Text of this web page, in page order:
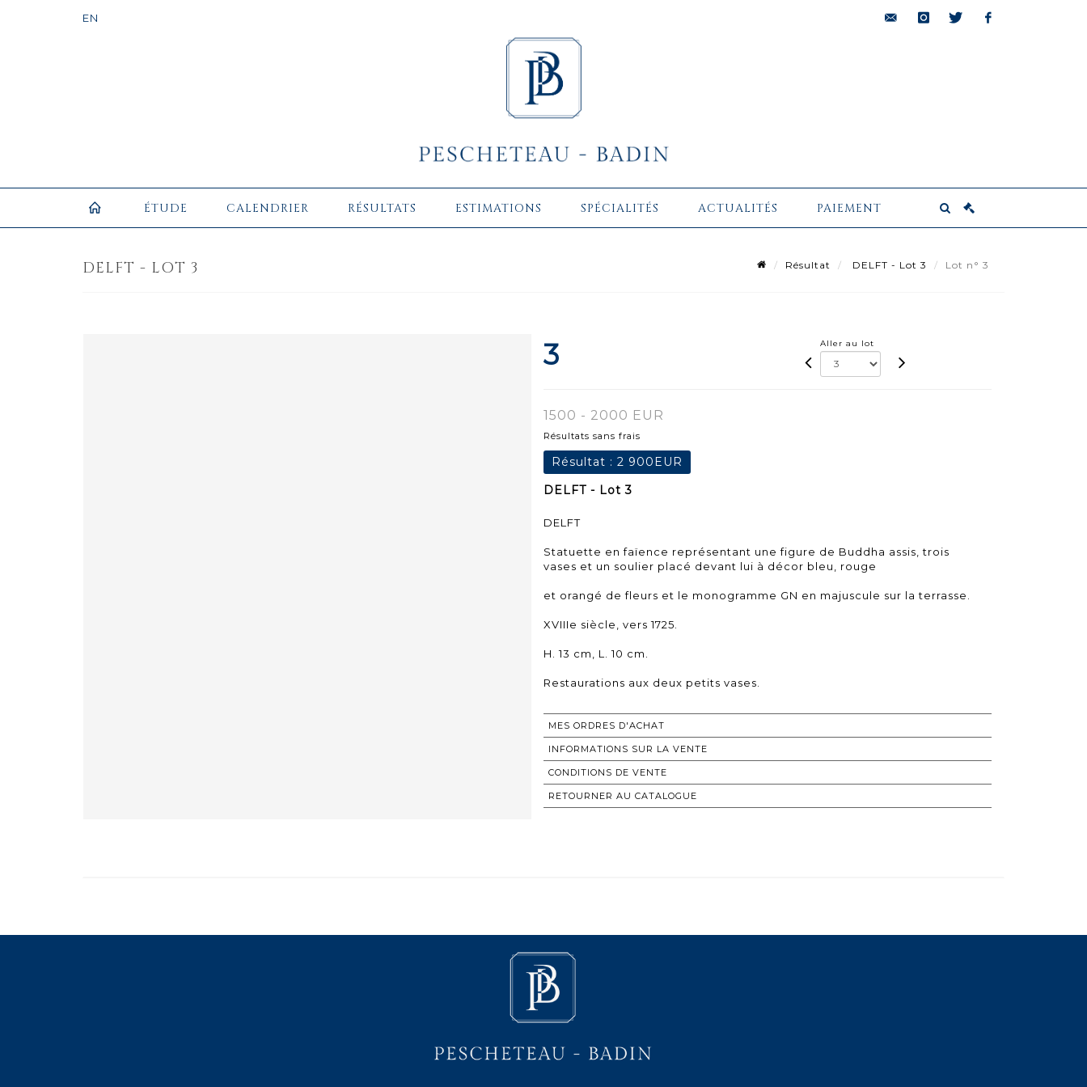
ÉTUDE CALENDRIER RÉSULTATS ESTIMATIONS SPÉCIALITÉS ACTUALITÉS PAIEMENT
DELFT - LOT 3 Résultat DELFT - Lot 3 Lot n° 3
3 Aller au lot
1500 - 2000 EUR
Résultats sans frais
Résultat : 2 900EUR
DELFT - Lot 3
DELFT
Statuette en faïence représentant une figure de Buddha assis, trois
vases et un soulier placé devant lui à décor bleu, rouge
et orangé de fleurs et le monogramme GN en majuscule sur la terrasse.
XVIIIe siècle, vers 1725.
H. 13 cm, L. 10 cm.
Restaurations aux deux petits vases.
MES ORDRES D'ACHAT
INFORMATIONS SUR LA VENTE
CONDITIONS DE VENTE
RETOURNER AU CATALOGUE